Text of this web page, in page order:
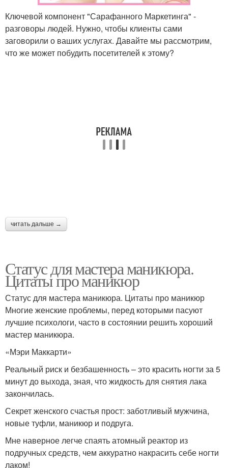
Ключевой компонент "Сарафанного Маркетинга" -
разговоры людей. Нужно, чтобы клиенты сами
заговорили о ваших услугах. Давайте мы рассмотрим,
что же может побудить посетителей к этому?
читать дальше →
Статус для мастера маникюра.
Цитаты про маникюр
Статус для мастера маникюра. Цитаты про маникюр
Многие женские проблемы, перед которыми пасуют
лучшие психологи, часто в состоянии решить хороший
мастер маникюра.
«Мэри Маккарти»
Реальный риск и безбашенность – это красить ногти за 5
минут до выхода, зная, что жидкость для снятия лака
закончилась.
Секрет женского счастья прост: заботливый мужчина,
новые туфли, маникюр и подруга.
Мне наверное легче спаять атомный реактор из
подручных средств, чем аккуратно накрасить себе ногти
лаком!